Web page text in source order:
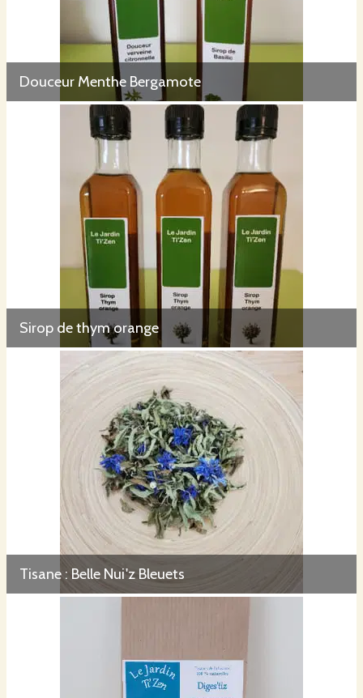
Douceur Menthe Bergamote
Sirop de thym orange
Tisane : Belle Nui'z Bleuets